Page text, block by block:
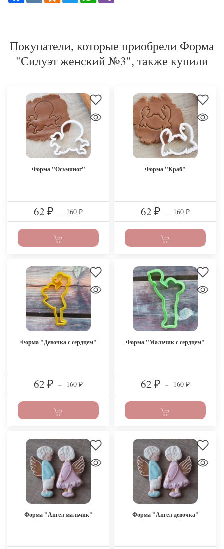
Покупатели, которые приобрели Форма
"Силуэт женский №3", также купили
Форма "Осьминог"
62 ₽ – 160 ₽
Форма "Краб"
62 ₽ – 160 ₽
Форма "Девочка с сердцем"
62 ₽ – 160 ₽
Форма "Мальчик с сердцем"
62 ₽ – 160 ₽
Форма "Ангел мальчик" Форма "Ангел девочка"